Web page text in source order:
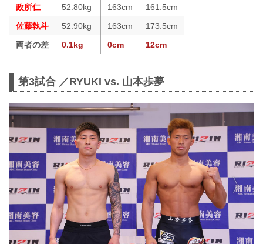
政所仁
52.80kg 163cm
161.5cm
佐藤執斗
52.90kg 163cm
173.5cm
両者の差
0.1kg 0cm 12cm
第3試合 ／RYUKI vs. 山本歩夢